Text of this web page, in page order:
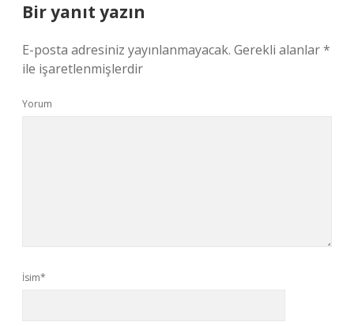
Bir yanıt yazın
E-posta adresiniz yayınlanmayacak. Gerekli alanlar*
ile işaretlenmişlerdir
Yorum
İsim*